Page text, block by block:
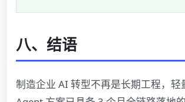
八、结语
制造企业 AI 转型不再是长期工程，轻